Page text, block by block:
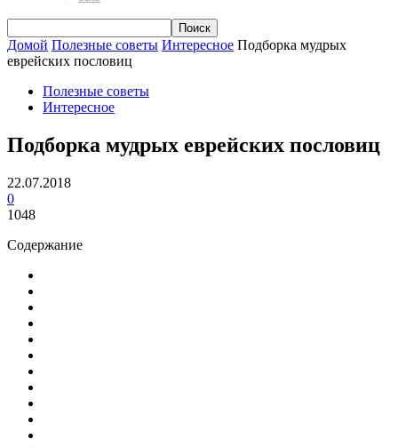
Домой Полезные советы Интересное Подборка мудрых
еврейских пословиц
Полезные советы
Интересное
Подборка мудрых еврейских пословиц
22.07.2018
0
1048
Содержание